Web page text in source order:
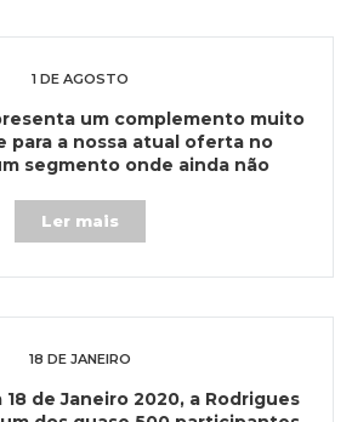
1 DE AGOSTO
um complemento muito
para a nossa atual oferta no
segmento onde ainda não
Ler mais
18 DE JANEIRO
18 de Janeiro 2020, a Rodrigues